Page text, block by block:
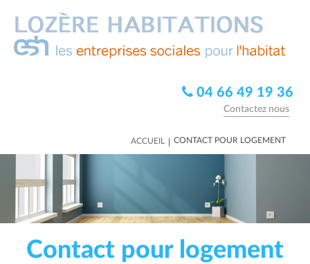
04 66 49 19 36
Contactez nous
ACCUEIL | CONTACT POUR LOGEMENT
Contact pour logement